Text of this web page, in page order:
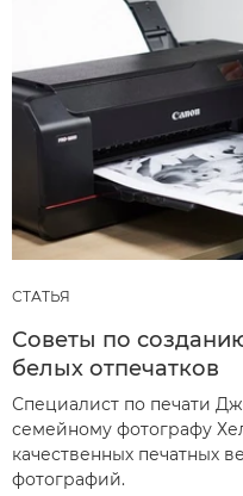
СТАТЬЯ
Советы по
белых отпечатков
Специалист по печати
семейному фотографу
качественных печатных
фотографий.